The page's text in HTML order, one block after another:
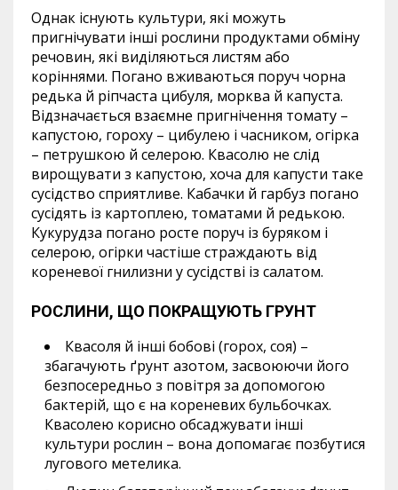
Однак існують культури, які можуть
пригнічувати інші рослини продуктами обміну
речовин, які виділяються листям або
коріннями. Погано вживаються поруч чорна
редька й ріпчаста цибуля, морква й капуста.
Відзначається взаємне пригнічення томату –
капустою, гороху – цибулею і часником, огірка
– петрушкою й селерою. Квасолю не слід
вирощувати з капустою, хоча для капусти таке
сусідство сприятливе. Кабачки й гарбуз погано
сусідять із картоплею, томатами й редькою.
Кукурудза погано росте поруч із буряком і
селерою, огірки частіше страждають від
кореневої гнилизни у сусідстві із салатом.
РОСЛИНИ, ЩО ПОКРАЩУЮТЬ ГРУНТ
Квасоля й інші бобові (горох, соя) –
збагачують ґрунт азотом, засвоюючи його
безпосередньо з повітря за допомогою
бактерій, що є на кореневих бульбочках.
Квасолею корисно обсаджувати інші
культури рослин – вона допомагає позбутися
лугового метелика.